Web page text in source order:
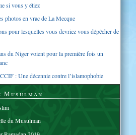
si vous y étiez
photos en vrac de La Mecque
pour lesquelles vous devriez vous dépêcher de
du Niger voient pour la première fois un
: Une décennie contre l’islamophobie
Musulman
du Musulman